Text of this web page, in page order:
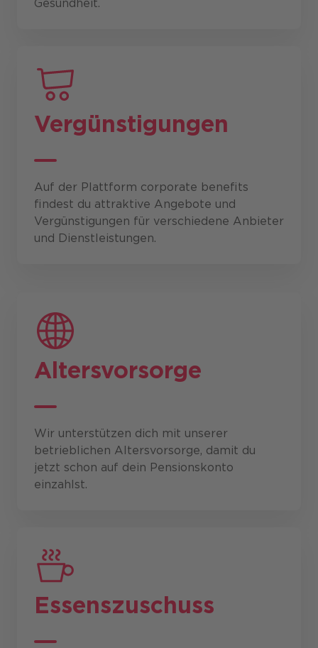
Gesundheit.
Vergünstigungen
Auf der Plattform corporate benefits
findest du attraktive Angebote und
Vergünstigungen für verschiedene Anbieter
und Dienstleistungen.
Altersvorsorge
Wir unterstützen dich mit unserer
betrieblichen Altersvorsorge, damit du
jetzt schon auf dein Pensionskonto
einzahlst.
Essenszuschuss